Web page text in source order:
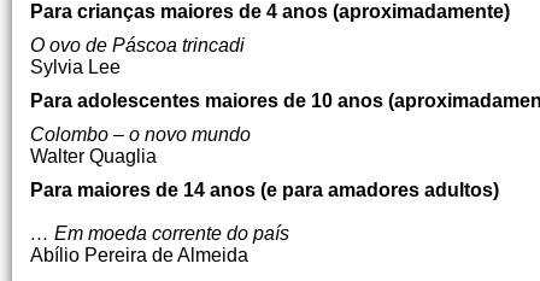
Para crianças maiores de 4 anos (aproximadamente)
O ovo de Páscoa trincadi
Sylvia Lee
Para adolescentes maiores de 10 anos
Colombo – o novo mundo
Walter Quaglia
Para maiores de 14 anos (e para amadores adultos)
… Em moeda corrente do país
Abílio Pereira de Almeida